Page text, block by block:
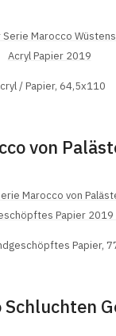
/ Papier, 64,5x110
von
Papier,
Schluchten